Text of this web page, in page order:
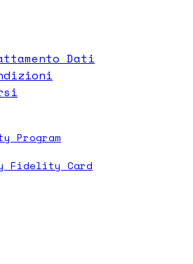
Dati
Program
Fidelity Card